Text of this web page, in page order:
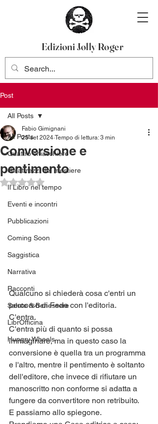
Edizioni Jolly Roger
Post
All Posts
Quattro chiacchiere
Gli attrezzi del mestiere
Il Libro nel tempo
Eventi e incontri
Pubblicazioni
Coming Soon
Saggistica
Narrativa
Racconti
Salute & Benessere
LibrOfficina
Hungry Wheels
All Posts
Conversione e
pentimento
Fabio Gimignani
25 set 2024 Tempo di lettura: 3 min
Valutazione NaN stelle su 5.
Qualcuno si chiederà cosa c'entri un
percorso di Fede con l'editoria.
C'entra.
C'entra più di quanto si possa
immaginare, ma in questo caso la
conversione è quella tra un programma
e l'altro, mentre il pentimento è soltanto
dell'editore, che invece di rifiutare un
manoscritto non conforme si adatta a
fungere da convertitore non retribuito.
E passiamo allo spiegone.